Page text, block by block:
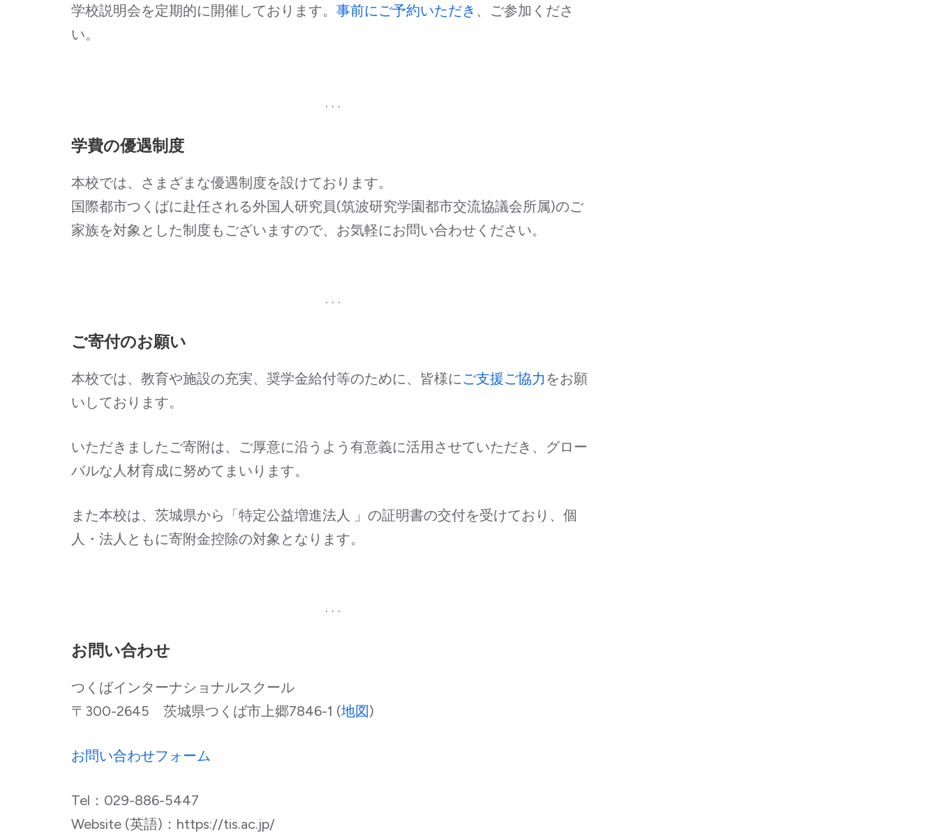
学校説明会を定期的に開催しております。 事前にご予約いただき 、ご参加くださ
い。
. . .
学費の優遇制度
本校では、さまざまな優遇制度を設けております。
国際都市つくばに赴任される外国人研究員(筑波研究学園都市交流協議会所属)のご
家族を対象とした制度もございますので、お気軽にお問い合わせください。
. . .
ご寄付のお願い
本校では、教育や施設の充実、奨学金給付等のために、皆様にご支援ご協力 をお願
いしております。
いただきましたご寄附は、ご厚意に沿うよう有意義に活用させていただき、グロー
バルな人材育成に努めてまいります。
また本校は、茨城県から「特定公益増進法人 」の証明書の交付を受けており、個
人・法人ともに寄附金控除の対象となります。
. . .
お問い合わせ
つくばインターナショナルスクール
〒300-2645 茨城県つくば市上郷7846-1 (地図)
お問い合わせフォーム
Tel：029-886-5447
Website (英語)：https://tis.ac.jp/